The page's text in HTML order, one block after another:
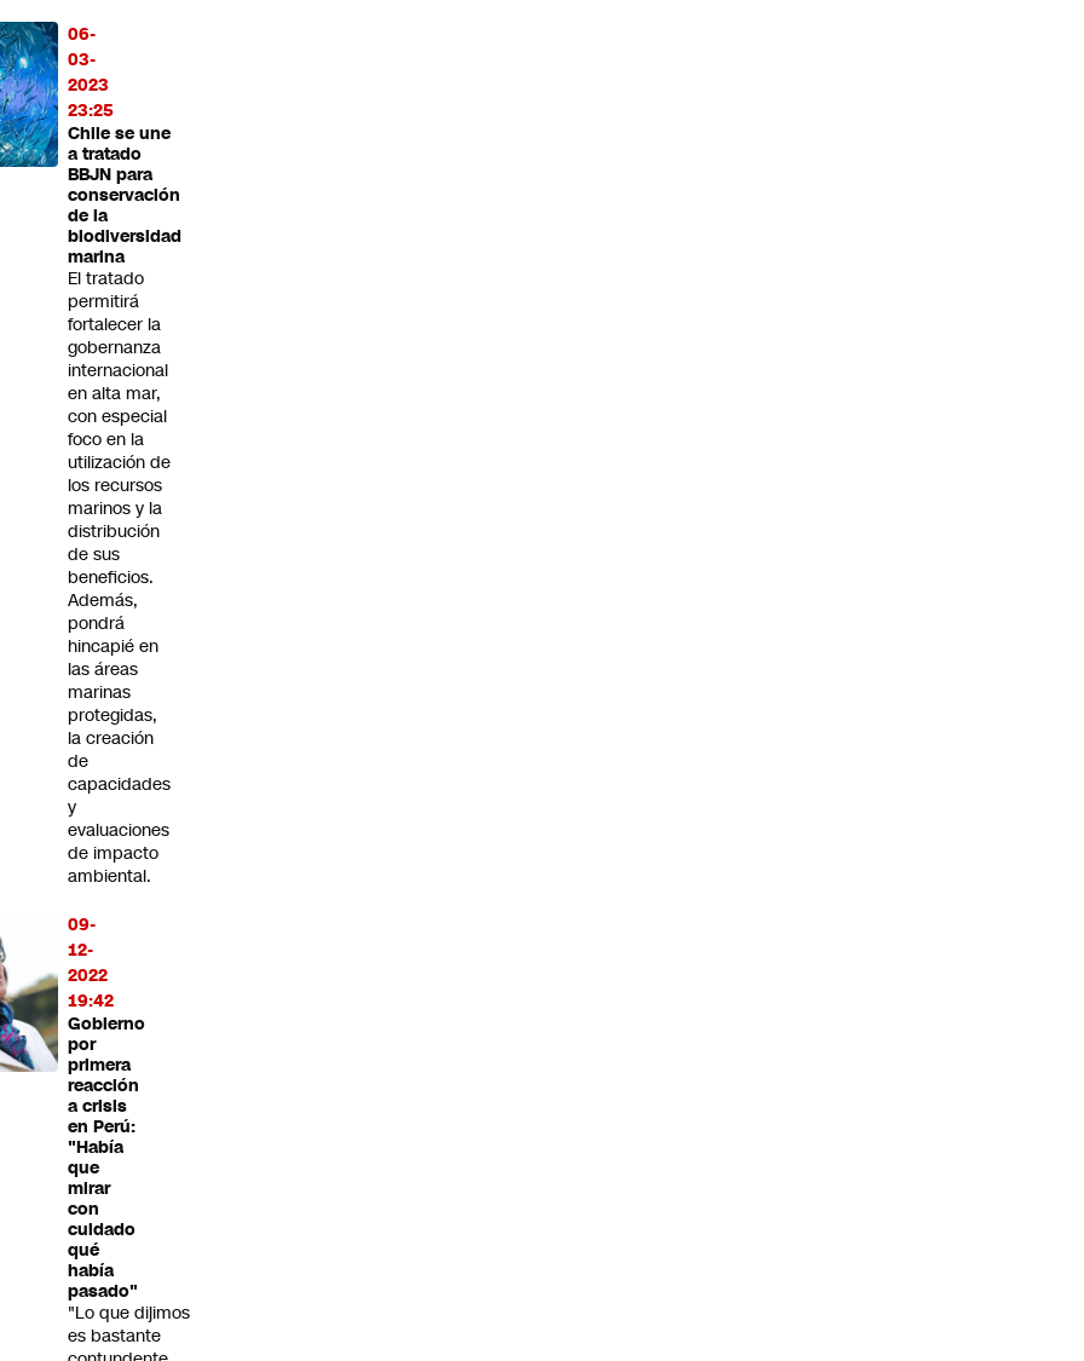
06-
03-
2023
23:25
Chile se une
a tratado
BBJN para
conservación
de la
biodiversidad
marina
El tratado
permitirá
fortalecer la
gobernanza
internacional
en alta mar,
con especial
foco en la
utilización de
los recursos
marinos y la
distribución
de sus
beneficios.
Además,
pondrá
hincapié en
las áreas
marinas
protegidas,
la creación
de
capacidades
y
evaluaciones
de impacto
ambiental.
09-
12-
2022
19:42
Gobierno
por
primera
reacción
a crisis
en Perú:
"Había
que
mirar
con
cuidado
qué
había
pasado"
"Lo que dijimos
es bastante